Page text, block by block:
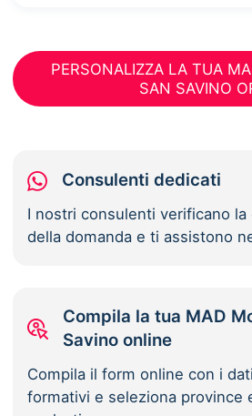
PERSONALIZZA LA TUA
SAN SAVINO
Consulenti dedicati
I nostri consulenti verificano la
della domanda e ti assistono
Compila la tua MAD
Savino online
Compila il form online con i
formativi e seleziona province